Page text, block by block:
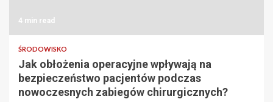
4 min read
ŚRODOWISKO
Jak obłożenia operacyjne wpływają na
bezpieczeństwo pacjentów podczas
nowoczesnych zabiegów chirurgicznych?